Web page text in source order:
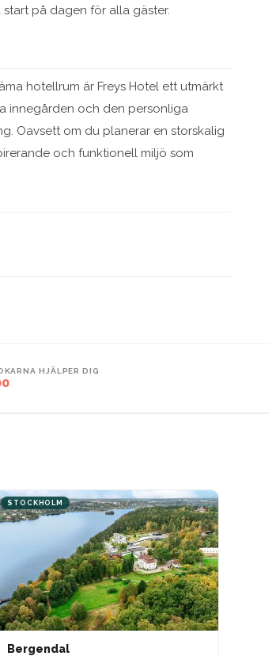
på dagen för alla gäster.
hotellrum är Freys Hotel ett utmärkt
innegården och den personliga
Oavsett om du planerar en storskalig
och funktionell miljö som
HJÄLPER DIG
STOCKHOLM
Bergendal